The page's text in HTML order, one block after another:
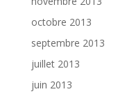
octobre 2013
septembre 2013
juillet 2013
juin 2013